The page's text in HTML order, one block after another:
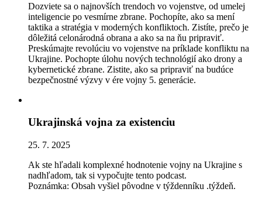
Dozviete sa o najnovších trendoch vo vojenstve, od umelej
inteligencie po vesmírne zbrane. Pochopíte, ako sa mení
taktika a stratégia v moderných konfliktoch. Zistíte, prečo je
dôležitá celonárodná obrana a ako sa na ňu pripraviť.
Preskúmajte revolúciu vo vojenstve na príklade konfliktu na
Ukrajine. Pochopte úlohu nových technológií ako drony a
kybernetické zbrane. Zistite, ako sa pripraviť na budúce
bezpečnostné výzvy v ére vojny 5. generácie.
Ukrajinská vojna za existenciu
25. 7. 2025
Ak ste hľadali komplexné hodnotenie vojny na Ukrajine s
nadhľadom, tak si vypočujte tento podcast.
Poznámka: Obsah vyšiel pôvodne v týždenníku .týždeň.